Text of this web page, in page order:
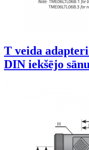
T veida
DIN iekšējo